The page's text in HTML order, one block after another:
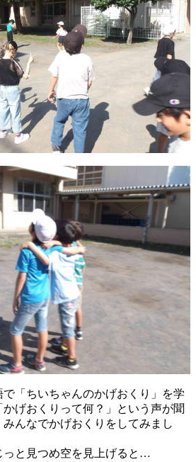
で「ちいちゃんのかげおくり」を学
げおくりって何？」という声が聞
みんなでかげおくりをしてみまし
っと見つめ空を見上げると…